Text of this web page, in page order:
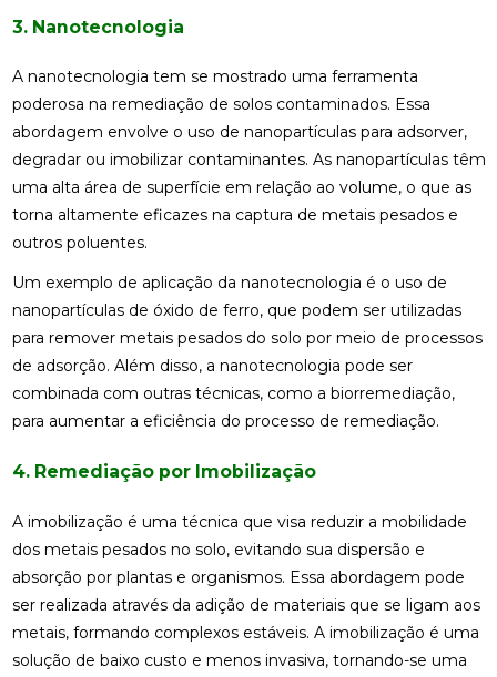
3. Nanotecnologia
A nanotecnologia tem se mostrado uma ferramenta
poderosa na remediação de solos contaminados. Essa
abordagem envolve o uso de nanopartículas para adsorver,
degradar ou imobilizar contaminantes. As nanopartículas têm
uma alta área de superfície em relação ao volume, o que as
torna altamente eficazes na captura de metais pesados e
outros poluentes.
Um exemplo de aplicação da nanotecnologia é o uso de
nanopartículas de óxido de ferro, que podem ser utilizadas
para remover metais pesados do solo por meio de processos
de adsorção. Além disso, a nanotecnologia pode ser
combinada com outras técnicas, como a biorremediação,
para aumentar a eficiência do processo de remediação.
4. Remediação por Imobilização
A imobilização é uma técnica que visa reduzir a mobilidade
dos metais pesados no solo, evitando sua dispersão e
absorção por plantas e organismos. Essa abordagem pode
ser realizada através da adição de materiais que se ligam aos
metais, formando complexos estáveis. A imobilização é uma
solução de baixo custo e menos invasiva, tornando-se uma